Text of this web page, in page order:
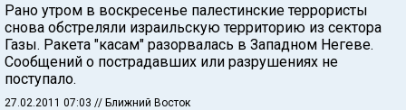
Рано утром в воскресенье палестинские террористы
снова обстреляли израильскую территорию из сектора
Газы. Ракета "касам" разорвалась в Западном Негеве.
Сообщений о пострадавших или разрушениях не
поступало.
27.02.2011 07:03 // Ближний Восток